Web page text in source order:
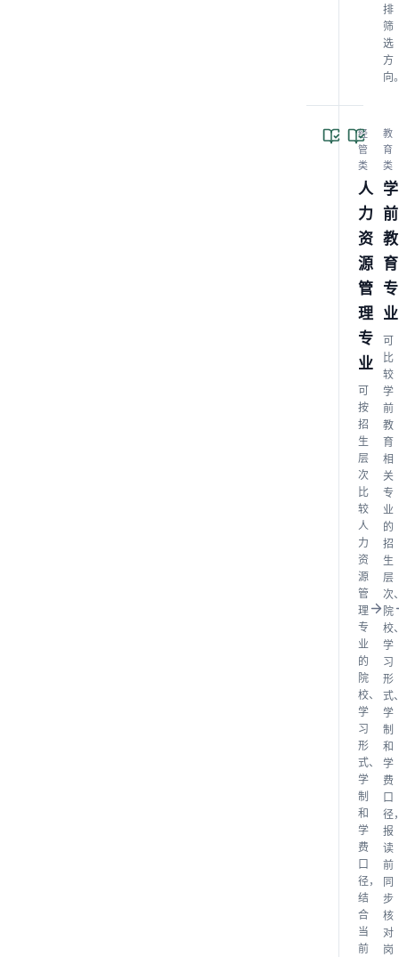
排
筛
选
方
向
经
管
类
人
力
资
源
管
理
专
业
可
按
招
生
层
次
比
较
人
力
资
源
管
理
专
业
的
院
校、
学
习
形
式、
学
制
和
学
费
口
径，
结
合
当
前
教
育
类
学
前
教
育
专
业
可
比
较
学
前
教
育
相
关
专
业
的
招
生
层
次
院
校
学
习
形
式
学
制
和
学
费
口
径
报
读
前
同
步
核
对
岗